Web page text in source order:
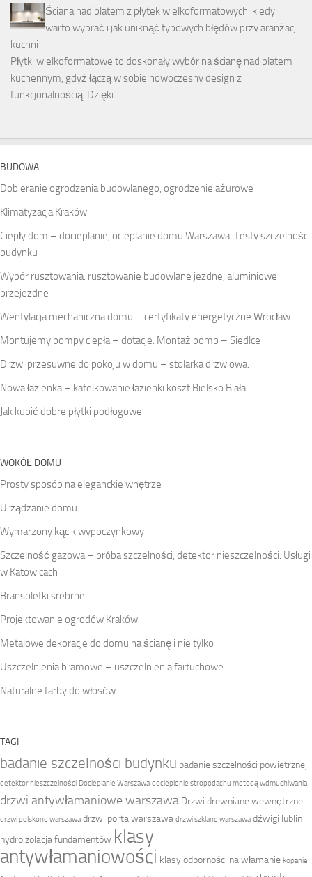
Ściana nad blatem z płytek wielkoformatowych: kiedy
warto wybrać i jak uniknąć typowych błędów przy aranżacji
kuchni
Płytki wielkoformatowe to doskonały wybór na ścianę nad blatem
kuchennym, gdyż łączą w sobie nowoczesny design z
funkcjonalnością. Dzięki …
BUDOWA
Dobieranie ogrodzenia budowlanego, ogrodzenie ażurowe
Klimatyzacja Kraków
Ciepły dom – docieplanie, ocieplanie domu Warszawa. Testy szczelności
budynku
Wybór rusztowania: rusztowanie budowlane jezdne, aluminiowe
przejezdne
Wentylacja mechaniczna domu – certyfikaty energetyczne Wrocław
Montujemy pompy ciepła – dotacje. Montaż pomp – Siedlce
Drzwi przesuwne do pokoju w domu – stolarka drzwiowa.
Nowa łazienka – kafelkowanie łazienki koszt Bielsko Biała
Jak kupić dobre płytki podłogowe
WOKÓŁ DOMU
Prosty sposób na eleganckie wnętrze
Urządzanie domu.
Wymarzony kącik wypoczynkowy
Szczelność gazowa – próba szczelności, detektor nieszczelności. Usługi
w Katowicach
Bransoletki srebrne
Projektowanie ogrodów Kraków
Metalowe dekoracje do domu na ścianę i nie tylko
Uszczelnienia bramowe – uszczelnienia fartuchowe
Naturalne farby do włosów
TAGI
badanie szczelności budynku badanie szczelności powietrznej
detektor nieszczelności Docieplanie Warszawa docieplenie stropodachu metodą wdmuchiwania
drzwi antywłamaniowe warszawa Drzwi drewniane wewnętrzne
drzwi polskone warszawa drzwi porta warszawa drzwi szklane warszawa dźwigi lublin
hydroizolacja fundamentów klasy
antywłamaniowości klasy odporności na włamanie kopanie